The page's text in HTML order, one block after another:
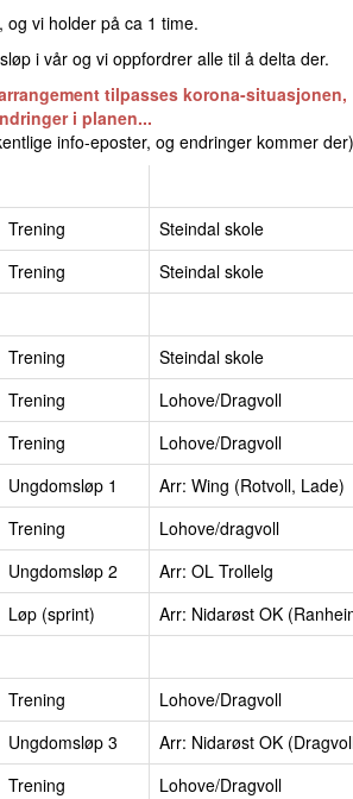
og vi holder på ca 1 time.
i vår og vi oppfordrer alle til å delta der.
tilpasses korona-situasjonen,
i planen...
info-eposter, og endringer kommer der)
Trening
Steindal skole
Trening
Steindal skole
Trening
Steindal skole
Trening
Lohove/Dragvoll
Trening
Lohove/Dragvoll
Ungdomsløp 1
Arr: Wing (Rotvoll, Lade)
Trening
Lohove/dragvoll
Ungdomsløp 2
Arr: OL Trollelg
Løp (sprint)
Arr: Nidarøst OK
Trening
Lohove/Dragvoll
Ungdomsløp 3
Arr: Nidarøst OK
Trening
Lohove/Dragvoll